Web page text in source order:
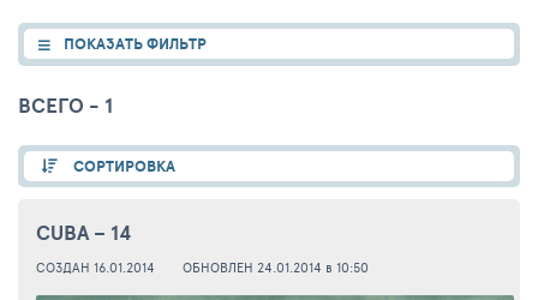
ПОКАЗАТЬ ФИЛЬТР
ВСЕГО - 1
СОРТИРОВКА
CUBA – 14
СОЗДАН 16.01.2014 ОБНОВЛЕН 24.01.2014 в 10:50